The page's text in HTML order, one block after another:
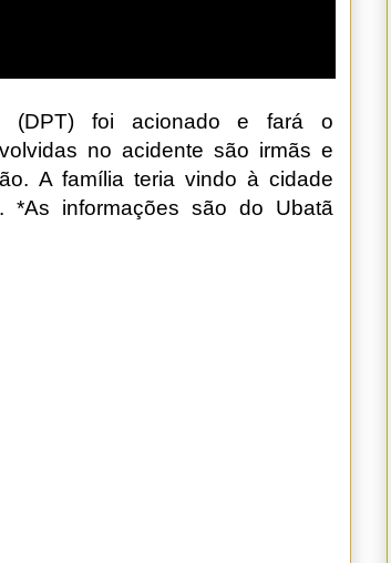
(DPT) foi acionado e fará o
no acidente são irmãs e
A família teria vindo à cidade
*As informações são do Ubatã